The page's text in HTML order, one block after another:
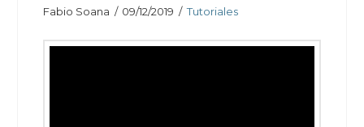
Fabio Soana 09/12/2019 Tutoriales